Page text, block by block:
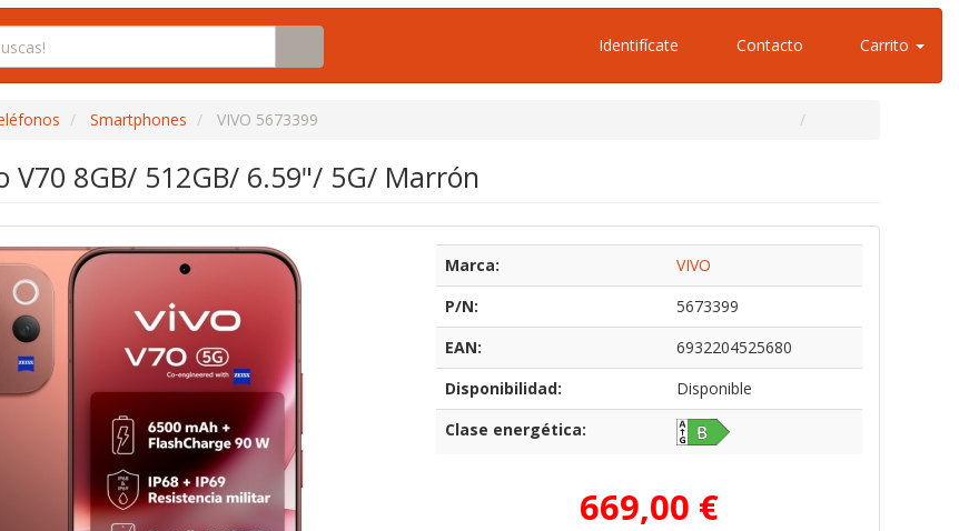
Identifícate Contacto Carrito
Smartphones VIVO 5673399
V70 8GB/ 512GB/ 6.59"/ 5G/ Marrón
Marca:
VIVO
P/N:
5673399
EAN:
6932204525680
Disponibilidad:
Disponible
Clase energética:
669,00 €